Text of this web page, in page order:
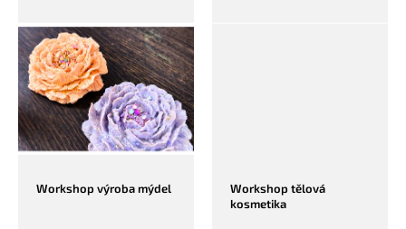
přírodních sprchových
suflé, peelingových
pěn a čistících
peelingů přímo u nás
v Organic Lab. Na...
Workshop výroba mýdel
Workshop tělová
kosmetika